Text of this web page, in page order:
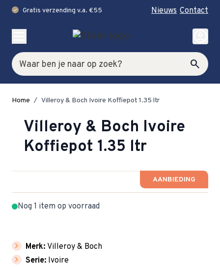
check Gratis verzending v.a. €55 Nieuws Contact
Zoek search
account_circle
Home / Villeroy & Boch Ivoire Koffiepot 1.35 ltr
Villeroy & Boch Ivoire
Koffiepot 1.35 ltr
AANBIEDING
Nog 1 item op voorraad
chevron_right Merk: Villeroy & Boch
chevron_right Serie: Ivoire